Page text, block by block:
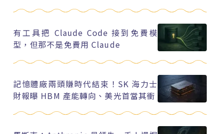
有工具把 Claude Code 接到免費模
型，但那不是免費用 Claude
記憶體廠兩頭賺時代結束！SK 海力士
財報曝 HBM 產能轉向、美光首當其衝